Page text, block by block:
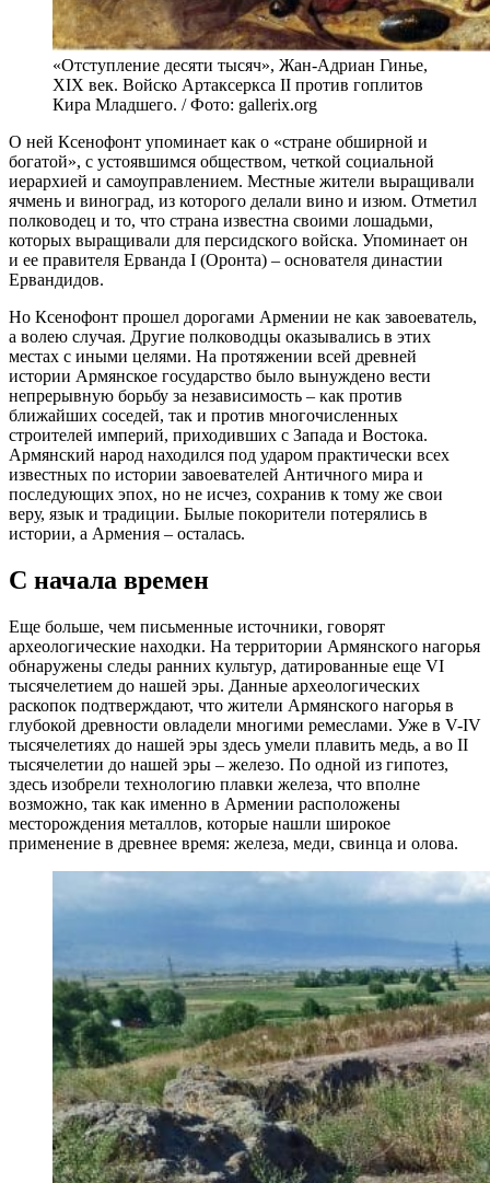
«Отступление десяти тысяч», Жан-Адриан Гинье,
XIX век. Войско Артаксеркса II против гоплитов
Кира Младшего. / Фото: gallerix.org
О ней Ксенофонт упоминает как о «стране обширной и
богатой», с устоявшимся обществом, четкой социальной
иерархией и самоуправлением. Местные жители выращивали
ячмень и виноград, из которого делали вино и изюм. Отметил
полководец и то, что страна известна своими лошадьми,
которых выращивали для персидского войска. Упоминает он
и ее правителя Ерванда I (Оронта) – основателя династии
Ервандидов.
Но Ксенофонт прошел дорогами Армении не как завоеватель,
а волею случая. Другие полководцы оказывались в этих
местах с иными целями. На протяжении всей древней
истории Армянское государство было вынуждено вести
непрерывную борьбу за независимость – как против
ближайших соседей, так и против многочисленных
строителей империй, приходивших с Запада и Востока.
Армянский народ находился под ударом практически всех
известных по истории завоевателей Античного мира и
последующих эпох, но не исчез, сохранив к тому же свои
веру, язык и традиции. Былые покорители потерялись в
истории, а Армения – осталась.
С начала времен
Еще больше, чем письменные источники, говорят
археологические находки. На территории Армянского нагорья
обнаружены следы ранних культур, датированные еще VI
тысячелетием до нашей эры. Данные археологических
раскопок подтверждают, что жители Армянского нагорья в
глубокой древности овладели многими ремеслами. Уже в V-IV
тысячелетиях до нашей эры здесь умели плавить медь, а во II
тысячелетии до нашей эры – железо. По одной из гипотез,
здесь изобрели технологию плавки железа, что вполне
возможно, так как именно в Армении расположены
месторождения металлов, которые нашли широкое
применение в древнее время: железа, меди, свинца и олова.